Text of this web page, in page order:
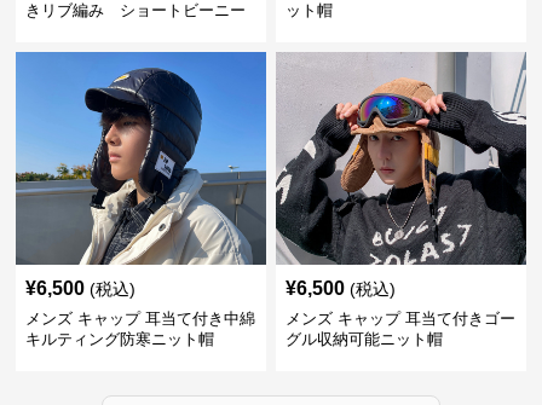
きリブ編み ショートビーニー
ット帽
¥6,500 (税込)
メンズ キャップ 耳当て付き中綿
キルティング防寒ニット帽
¥6,500 (税込)
メンズ キャップ 耳当て付きゴー
グル収納可能ニット帽